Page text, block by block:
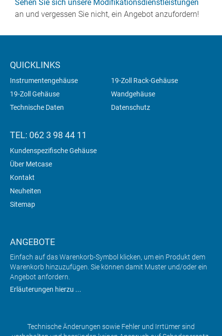
Sehen Sie sich unsere Modifikationsdienstleistungen
an und vergessen Sie nicht, ein Angebot anzufordern!
QUICKLINKS
Instrumentengehäuse
19-Zoll Rack-Gehäuse
19-Zoll Gehäuse
Wandgehäuse
Technische Daten
Datenschutz
TEL: 062 3 98 44 11
Kundenspezifische Gehäuse
Über Metcase
Kontakt
Neuheiten
Sitemap
ANGEBOTE
Einfach auf das Warenkorb-Symbol klicken, um ein Produkt dem
Warenkorb hinzuzufügen. Sie können damit Muster und/oder ein
Angebot anfordern.
Erläuterungen hierzu ...
Technische Änderungen sowie Fehler und Irrtümer sind